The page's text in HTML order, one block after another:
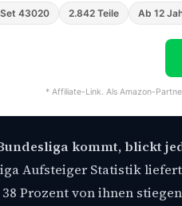
Set 43020 2.842 Teile Ab 12
* Affiliate-Link. Als Amazon-
kommt, blickt
Aufsteiger Statistik
Prozent von ihnen